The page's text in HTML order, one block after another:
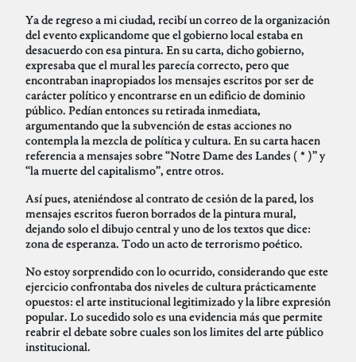
Ya de regreso a mi ciudad, recibí un correo de la organización
del evento explicandome que el gobierno local estaba en
desacuerdo con esa pintura. En su carta, dicho gobierno,
expresaba que el mural les parecía correcto, pero que
encontraban inapropiados los mensajes escritos por ser de
carácter político y encontrarse en un edificio de dominio
público. Pedían entonces su retirada inmediata,
argumentando que la subvención de estas acciones no
contempla la mezcla de política y cultura. En su carta hacen
referencia a mensajes sobre “Notre Dame des Landes ( * )” y
“la muerte del capitalismo”, entre otros.
Así pues, ateniéndose al contrato de cesión de la pared, los
mensajes escritos fueron borrados de la pintura mural,
dejando solo el dibujo central y uno de los textos que dice:
zona de esperanza. Todo un acto de terrorismo poético.
No estoy sorprendido con lo ocurrido, considerando que este
ejercicio confrontaba dos niveles de cultura prácticamente
opuestos: el arte institucional legitimizado y la libre expresión
popular. Lo sucedido solo es una evidencia más que permite
reabrir el debate sobre cuales son los limites del arte público
institucional.